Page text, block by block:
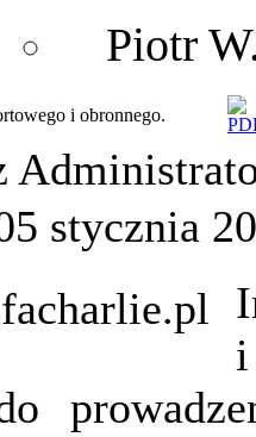
Piotr
i obronnego.
stycznia
i